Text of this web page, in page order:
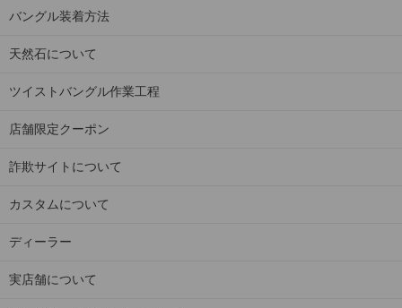
バングル装着方法
天然石について
ツイストバングル作業工程
店舗限定クーポン
詐欺サイトについて
カスタムについて
ディーラー
実店舗について